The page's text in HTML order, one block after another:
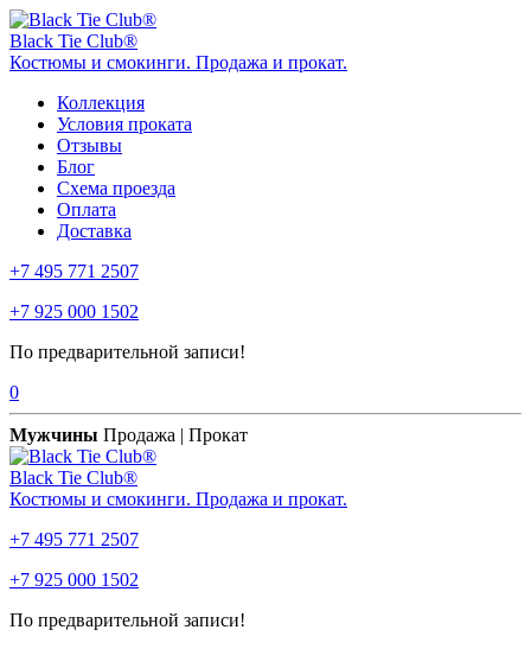
Black Tie Club®
Костюмы и смокинги. Продажа и прокат.
Коллекция
Условия проката
Отзывы
Блог
Схема проезда
Оплата
Доставка
+7 495 771 2507
+7 925 000 1502
По предварительной записи!
0
Мужчины Продажа | Прокат
Black Tie Club®
Костюмы и смокинги. Продажа и прокат.
+7 495 771 2507
+7 925 000 1502
По предварительной записи!